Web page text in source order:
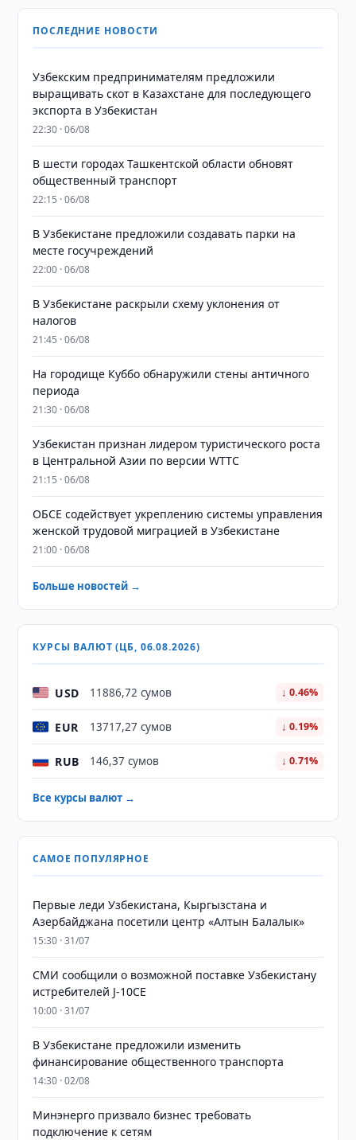
ПОСЛЕДНИЕ НОВОСТИ
Узбекским предпринимателям предложили
выращивать скот в Казахстане для последующего
экспорта в Узбекистан
22:30 · 06/08
В шести городах Ташкентской области обновят
общественный транспорт
22:15 · 06/08
В Узбекистане предложили создавать парки на
месте госучреждений
22:00 · 06/08
В Узбекистане раскрыли схему уклонения от
налогов
21:45 · 06/08
На городище Куббо обнаружили стены античного
периода
21:30 · 06/08
Узбекистан признан лидером туристического роста
в Центральной Азии по версии WTTC
21:15 · 06/08
ОБСЕ содействует укреплению системы управления
женской трудовой миграцией в Узбекистане
21:00 · 06/08
Больше новостей →
КУРСЫ ВАЛЮТ (ЦБ, 06.08.2026)
USD 11886,72 сумов ↓ 0.46%
EUR 13717,27 сумов ↓ 0.19%
RUB 146,37 сумов ↓ 0.71%
Все курсы валют →
САМОЕ ПОПУЛЯРНОЕ
Первые леди Узбекистана, Кыргызстана и
Азербайджана посетили центр «Алтын Балалык»
15:30 · 31/07
СМИ сообщили о возможной поставке Узбекистану
истребителей J-10CE
10:00 · 31/07
В Узбекистане предложили изменить
финансирование общественного транспорта
14:30 · 02/08
Минэнерго призвало бизнес требовать
подключение к сетям